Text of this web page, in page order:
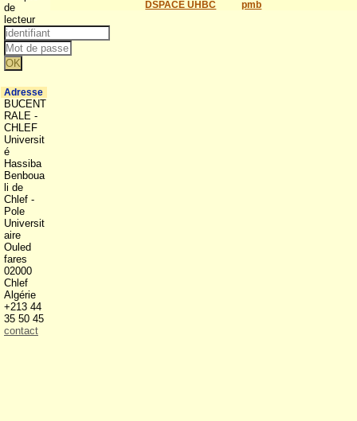
DSPACE UHBC
pmb
de
lecteur
Adresse
BUCENT
RALE -
CHLEF
Universit
é
Hassiba
Benboua
li de
Chlef -
Pole
Universit
aire
Ouled
fares
02000
Chlef
Algérie
+213 44
35 50 45
contact